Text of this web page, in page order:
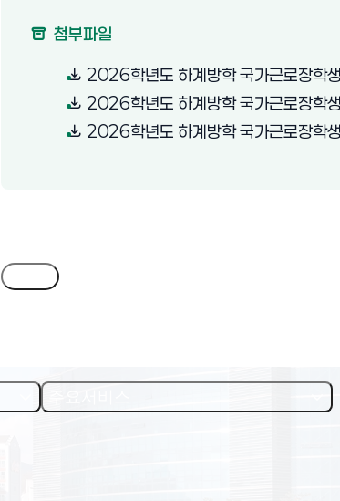
첨부파일
2026학년도 하계방학 국가근로장학
2026학년도 하계방학 국가근로장학
2026학년도 하계방학 국가근로장학